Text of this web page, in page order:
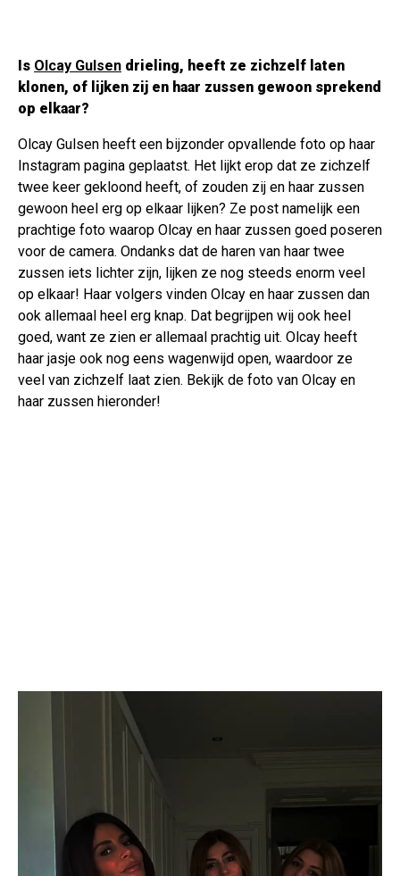
Is Olcay Gulsen drieling, heeft ze zichzelf laten
klonen, of lijken zij en haar zussen gewoon sprekend
op elkaar?
Olcay Gulsen heeft een bijzonder opvallende foto op haar
Instagram pagina geplaatst. Het lijkt erop dat ze zichzelf
twee keer gekloond heeft, of zouden zij en haar zussen
gewoon heel erg op elkaar lijken? Ze post namelijk een
prachtige foto waarop Olcay en haar zussen goed poseren
voor de camera. Ondanks dat de haren van haar twee
zussen iets lichter zijn, lijken ze nog steeds enorm veel
op elkaar! Haar volgers vinden Olcay en haar zussen dan
ook allemaal heel erg knap. Dat begrijpen wij ook heel
goed, want ze zien er allemaal prachtig uit. Olcay heeft
haar jasje ook nog eens wagenwijd open, waardoor ze
veel van zichzelf laat zien. Bekijk de foto van Olcay en
haar zussen hieronder!